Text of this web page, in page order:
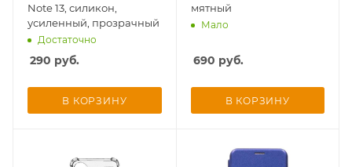
Note 13, силикон,
усиленный, прозрачный
Достаточно
290 руб.
В КОРЗИНУ
мятный
Мало
690 руб.
В КОРЗИНУ